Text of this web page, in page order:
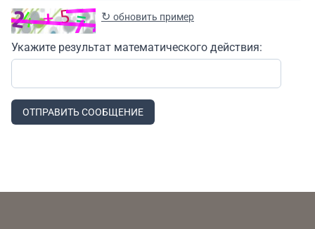
↻ обновить пример
Укажите результат математического действия:
ОТПРАВИТЬ СООБЩЕНИЕ